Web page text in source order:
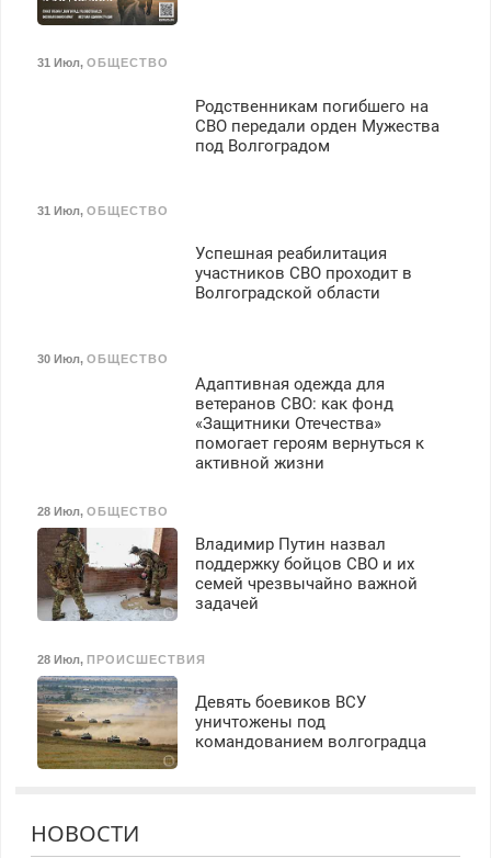
31 Июл, ОБЩЕСТВО
Родственникам погибшего на
СВО передали орден Мужества
под Волгоградом
31 Июл, ОБЩЕСТВО
Успешная реабилитация
участников СВО проходит в
Волгоградской области
30 Июл, ОБЩЕСТВО
Адаптивная одежда для
ветеранов СВО: как фонд
«Защитники Отечества»
помогает героям вернуться к
активной жизни
28 Июл, ОБЩЕСТВО
Владимир Путин назвал
поддержку бойцов СВО и их
семей чрезвычайно важной
задачей
28 Июл, ПРОИСШЕСТВИЯ
Девять боевиков ВСУ
уничтожены под
командованием волгоградца
НОВОСТИ